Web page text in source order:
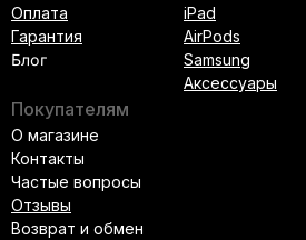
Оплата
Гарантия
Блог
iPad
AirPods
Samsung
Аксессуары
Покупателям
О магазине
Контакты
Частые вопросы
Отзывы
Возврат и обмен